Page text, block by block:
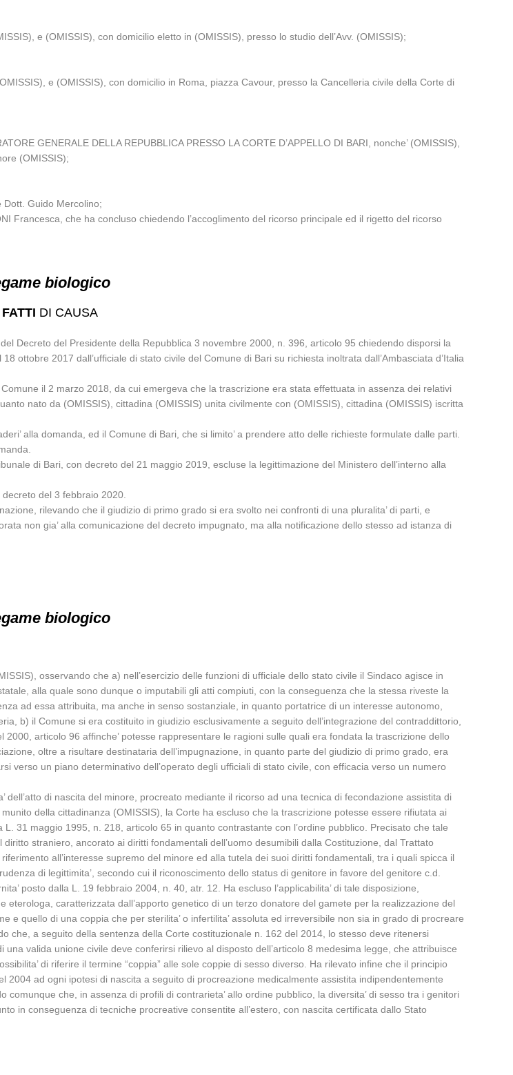
e (OMISSIS), con domicilio eletto in (OMISSIS), presso lo studio dell’Avv. (OMISSIS);
e (OMISSIS), con domicilio in Roma, piazza Cavour, presso la Cancelleria civile della Corte di
GENERALE DELLA REPUBBLICA PRESSO LA CORTE D’APPELLO DI BARI, nonche’ (OMISSIS),
(OMISSIS);
Guido Mercolino;
Francesca, che ha concluso chiedendo l’accoglimento del ricorso principale ed il rigetto del ricorso
biologico
FATTI DI CAUSA
Decreto del Presidente della Repubblica 3 novembre 2000, n. 396, articolo 95 chiedendo disporsi la
ottobre 2017 dall’ufficiale di stato civile del Comune di Bari su richiesta inoltrata dall’Ambasciata d’Italia
il 2 marzo 2018, da cui emergeva che la trascrizione era stata effettuata in assenza dei relativi
nato da (OMISSIS), cittadina (OMISSIS) unita civilmente con (OMISSIS), cittadina (OMISSIS) iscritta
alla domanda, ed il Comune di Bari, che si limito’ a prendere atto delle richieste formulate dalle parti.
di Bari, con decreto del 21 maggio 2019, escluse la legittimazione del Ministero dell’interno alla
del 3 febbraio 2020.
rilevando che il giudizio di primo grado si era svolto nei confronti di una pluralita’ di parti, e
non gia’ alla comunicazione del decreto impugnato, ma alla notificazione dello stesso ad istanza di
biologico
osservando che a) nell’esercizio delle funzioni di ufficiale dello stato civile il Sindaco agisce in
alla quale sono dunque o imputabili gli atti compiuti, con la conseguenza che la stessa riveste la
ad essa attribuita, ma anche in senso sostanziale, in quanto portatrice di un interesse autonomo,
b) il Comune si era costituito in giudizio esclusivamente a seguito dell’integrazione del contraddittorio,
articolo 96 affinche’ potesse rappresentare le ragioni sulle quali era fondata la trascrizione dello
oltre a risultare destinataria dell’impugnazione, in quanto parte del giudizio di primo grado, era
verso un piano determinativo dell’operato degli ufficiali di stato civile, con efficacia verso un numero
di nascita del minore, procreato mediante il ricorso ad una tecnica di fecondazione assistita di
della cittadinanza (OMISSIS), la Corte ha escluso che la trascrizione potesse essere rifiutata ai
31 maggio 1995, n. 218, articolo 65 in quanto contrastante con l’ordine pubblico. Precisato che tale
straniero, ancorato ai diritti fondamentali dell’uomo desumibili dalla Costituzione, dal Trattato
all’interesse supremo del minore ed alla tutela dei suoi diritti fondamentali, tra i quali spicca il
di legittimita’, secondo cui il riconoscimento dello status di genitore in favore del genitore c.d.
posto dalla L. 19 febbraio 2004, n. 40, atr. 12. Ha escluso l’applicabilita’ di tale disposizione,
caratterizzata dall’apporto genetico di un terzo donatore del gamete per la realizzazione del
e quello di una coppia che per sterilita’ o infertilita’ assoluta ed irreversibile non sia in grado di procreare
che, a seguito della sentenza della Corte costituzionale n. 162 del 2014, lo stesso deve ritenersi
valida unione civile deve conferirsi rilievo al disposto dell’articolo 8 medesima legge, che attribuisce
di riferire il termine “coppia” alle sole coppie di sesso diverso. Ha rilevato infine che il principio
2004 ad ogni ipotesi di nascita a seguito di procreazione medicalmente assistita indipendentemente
che, in assenza di profili di contrarieta’ allo ordine pubblico, la diversita’ di sesso tra i genitori
in conseguenza di tecniche procreative consentite all’estero, con nascita certificata dallo Stato